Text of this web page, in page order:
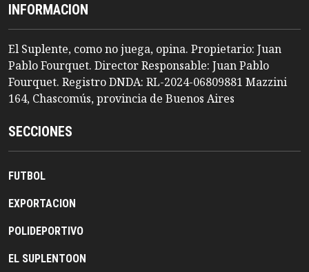
INFORMACION
El Suplente, como no juega, opina. Propietario: Juan
Pablo Fourquet. Director Responsable: Juan Pablo
Fourquet. Registro DNDA: RL-2024-06809881 Mazzini
164, Chascomús, provincia de Buenos Aires
SECCIONES
FUTBOL
EXPORTACION
POLIDEPORTIVO
EL SUPLENTOON